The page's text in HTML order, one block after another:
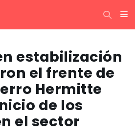
estabilización
el frente de
Hermitte
de los
el sector